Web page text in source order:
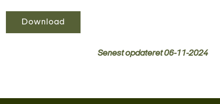
Download
Senest opdateret06-11-2024